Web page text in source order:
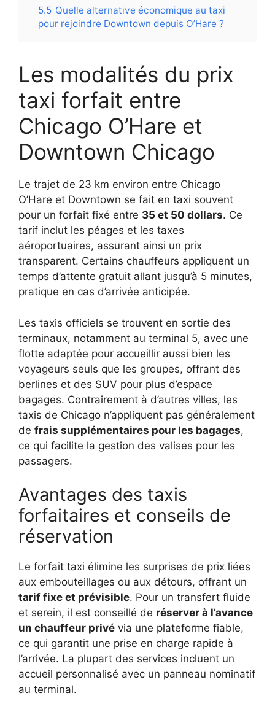
5.5 Quelle alternative économique au taxi
pour rejoindre Downtown depuis O’Hare ?
Les modalités du prix
taxi forfait entre
Chicago O’Hare et
Downtown Chicago
Le trajet de 23 km environ entre Chicago
O’Hare et Downtown se fait en taxi souvent
pour un forfait fixé entre 35 et 50 dollars. Ce
tarif inclut les péages et les taxes
aéroportuaires, assurant ainsi un prix
transparent. Certains chauffeurs appliquent un
temps d’attente gratuit allant jusqu’à 5 minutes,
pratique en cas d’arrivée anticipée.
Les taxis officiels se trouvent en sortie des
terminaux, notamment au terminal 5, avec une
flotte adaptée pour accueillir aussi bien les
voyageurs seuls que les groupes, offrant des
berlines et des SUV pour plus d’espace
bagages. Contrairement à d’autres villes, les
taxis de Chicago n’appliquent pas généralement
de frais supplémentaires pour les bagages,
ce qui facilite la gestion des valises pour les
passagers.
Avantages des taxis
forfaitaires et conseils de
réservation
Le forfait taxi élimine les surprises de prix liées
aux embouteillages ou aux détours, offrant un
tarif fixe et prévisible. Pour un transfert fluide
et serein, il est conseillé de réserver à l’avance
un chauffeur privé via une plateforme fiable,
ce qui garantit une prise en charge rapide à
l’arrivée. La plupart des services incluent un
accueil personnalisé avec un panneau nominatif
au terminal.